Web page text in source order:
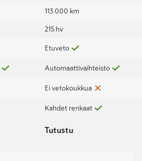
113 000 km
215 hv
Etuveto
Automaattivaihteisto
Ei vetokoukkua
Kahdet renkaat
Tutustu